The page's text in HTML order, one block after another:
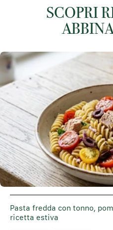
SCOPRI
Pasta fredda con tonno,
ricetta estiva